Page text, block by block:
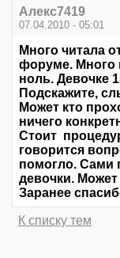
Алекс7419
07.04.2010 - 05:01
Много читала
форуме. Много
ноль. Девочке
Подскажите,
Может кто
ничего
Стоит
говорится
помогло. Сами
девочки.
Заранее
К списку тем